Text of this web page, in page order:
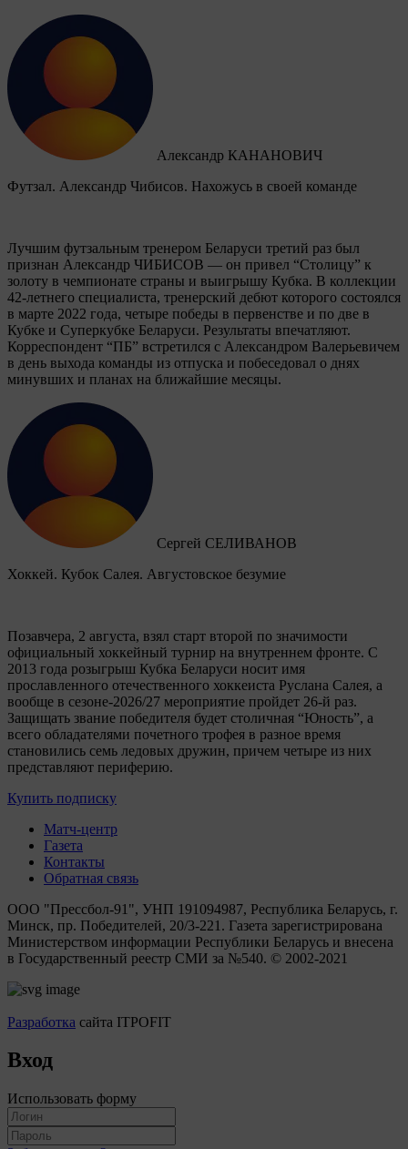
Александр КАНАНОВИЧ
Футзал. Александр Чибисов. Нахожусь в своей команде
Лучшим футзальным тренером Беларуси третий раз был
признан Александр ЧИБИСОВ — он привел “Столицу” к
золоту в чемпионате страны и выигрышу Кубка. В коллекции
42-летнего специалиста, тренерский дебют которого состоялся
в марте 2022 года, четыре победы в первенстве и по две в
Кубке и Суперкубке Беларуси. Результаты впечатляют.
Корреспондент “ПБ” встретился с Александром Валерьевичем
в день выхода команды из отпуска и побеседовал о днях
минувших и планах на ближайшие месяцы.
Сергей СЕЛИВАНОВ
Хоккей. Кубок Салея. Августовское безумие
Позавчера, 2 августа, взял старт второй по значимости
официальный хоккейный турнир на внутреннем фронте. C
2013 года розыгрыш Кубка Беларуси носит имя
прославленного отечественного хоккеиста Руслана Салея, а
вообще в сезоне-2026/27 мероприятие пройдет 26-й раз.
Защищать звание победителя будет столичная “Юность”, а
всего обладателями почетного трофея в разное время
становились семь ледовых дружин, причем четыре из них
представляют периферию.
Купить подписку
Матч-центр
Газета
Контакты
Обратная связь
ООО "Прессбол-91", УНП 191094987, Республика Беларусь, г.
Минск, пр. Победителей, 20/3-221. Газета зарегистрирована
Министерством информации Республики Беларусь и внесена
в Государственный реестр СМИ за №540. © 2002-2021
Разработка сайта ITPOFIT
Вход
Использовать форму